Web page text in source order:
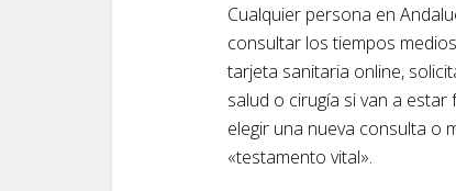
Cualquier persona en
consultar los tiempos
tarjeta sanitaria online,
salud o cirugía si van a
elegir una nueva consulta o
«testamento vital».